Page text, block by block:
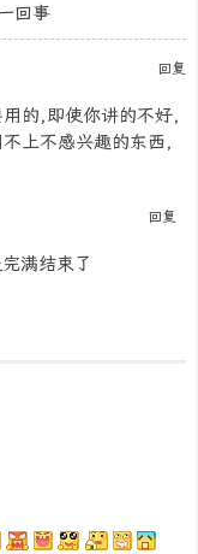
回事
回复
的,即使你讲的不好,
上不感兴趣的东西,
回复
满结束了